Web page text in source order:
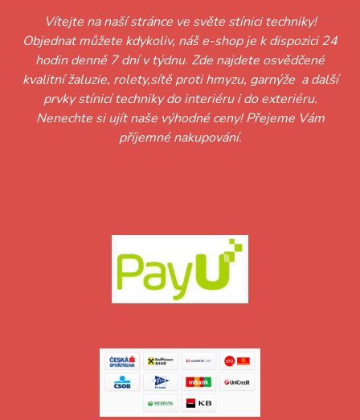
Vítejte na naší stránce ve světe stínici techniky!
Objednat můžete kdykoliv, náš e-shop je k dispozici 24
hodin denně 7 dní v týdnu. Zde najdete osvědčené
kvalitní žaluzie, rolety,sítě proti hmyzu, garnýže a další
prvky stínicí techniky do interiéru i do exteriéru.
Nenechte si ujít naše výhodné ceny! Přejeme Vám
příjemné nakupování.